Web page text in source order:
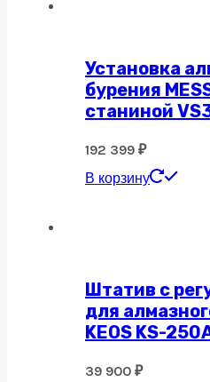
Установка
бурения
станиной
192 399 ₽
В корзину
Штатив с
для
KEOS KS-
39 900 ₽